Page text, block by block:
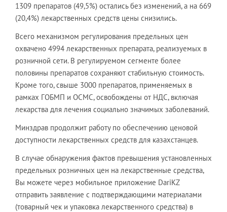
1309 препаратов (49,5%) остались без изменений, а на 669
(20,4%) лекарственных средств цены снизились.
Всего механизмом регулирования предельных цен
охвачено 4994 лекарственных препарата, реализуемых в
розничной сети. В регулируемом сегменте более
половины препаратов сохраняют стабильную стоимость.
Кроме того, свыше 3000 препаратов, применяемых в
рамках ГОБМП и ОСМС, освобождены от НДС, включая
лекарства для лечения социально значимых заболеваний.
Минздрав продолжит работу по обеспечению ценовой
доступности лекарственных средств для казахстанцев.
В случае обнаружения фактов превышения установленных
предельных розничных цен на лекарственные средства,
Вы можете через мобильное приложение DariKZ
отправить заявление с подтверждающими материалами
(товарный чек и упаковка лекарственного средства) в